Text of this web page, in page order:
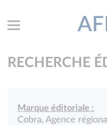
RECHERCHE
Marque éditoriale :
Cobra, Agence